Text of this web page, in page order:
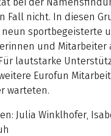
Fall nicht. In diesen
sportbegeisterte
und Mitarbeiter
lautstarke
Eurofun
warteten.
Julia Winklhofer,